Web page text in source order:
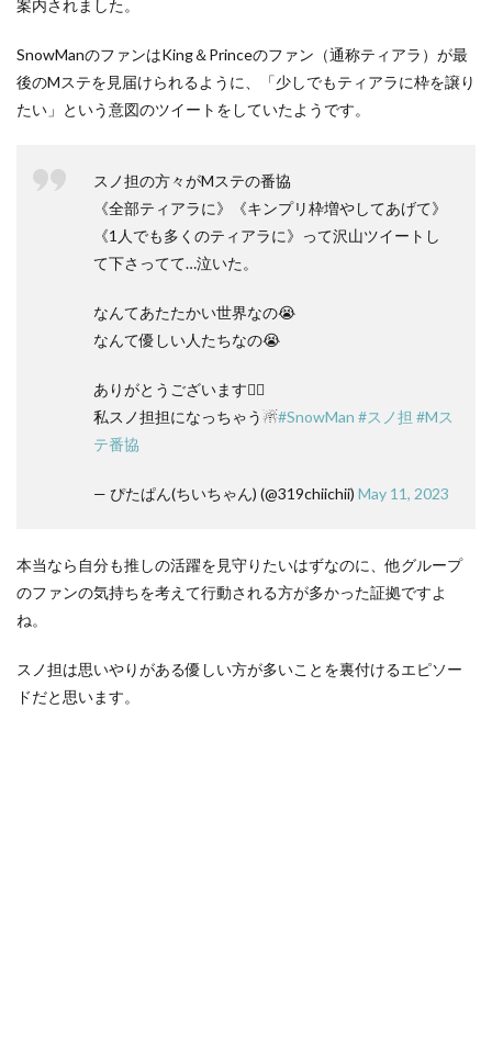
案内されました。
SnowManのファンはKing＆Princeのファン（通称ティアラ）が最
後のMステを見届けられるように、「少しでもティアラに枠を譲り
たい」という意図のツイートをしていたようです。
スノ担の方々がMステの番協
《全部ティアラに》《キンプリ枠増やしてあげて》
《1人でも多くのティアラに》って沢山ツイートし
て下さってて…泣いた。
なんてあたたかい世界なの😭
なんて優しい人たちなの😭
ありがとうございます🙇‍♀
私スノ担担になっちゃう☃#SnowMan #スノ担 #Mス
テ番協
— ぴたぱん(ちいちゃん) (@319chiichii) May 11, 2023
本当なら自分も推しの活躍を見守りたいはずなのに、他グループ
のファンの気持ちを考えて行動される方が多かった証拠ですよ
ね。
スノ担は思いやりがある優しい方が多いことを裏付けるエピソー
ドだと思います。